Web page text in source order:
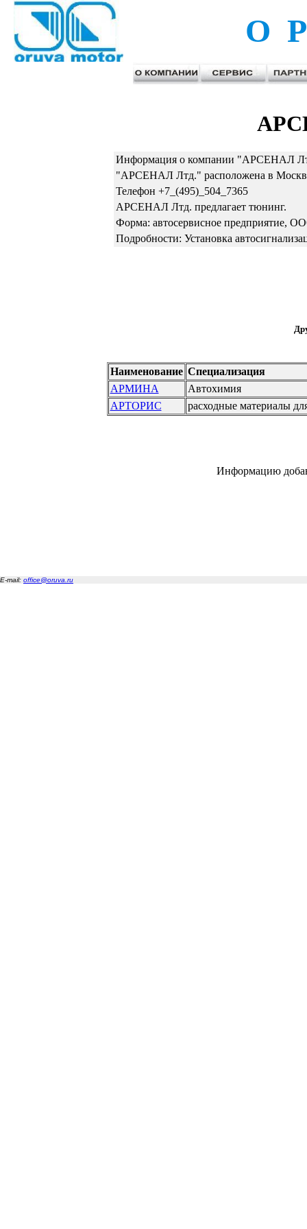
О
Информация о компании "АРСЕНАЛ
"АРСЕНАЛ Лтд." расположена в Москве
Телефон +7_(495)_504_7365
АРСЕНАЛ Лтд. предлагает тюнинг.
Форма: автосервисное предприятие,
Подробности: Установка
Наименование Специализация
АРМИНА
Автохимия
АРТОРИС
расходные материалы
Информацию
E-mail: office@oruva.ru